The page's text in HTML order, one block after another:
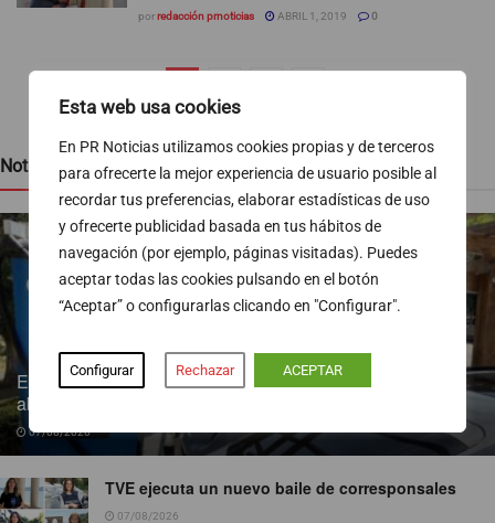
Esta web usa cookies
En PR Noticias utilizamos cookies propias y de terceros
para ofrecerte la mejor experiencia de usuario posible al
recordar tus preferencias, elaborar estadísticas de uso
y ofrecerte publicidad basada en tus hábitos de
navegación (por ejemplo, páginas visitadas). Puedes
aceptar todas las cookies pulsando en el botón
“Aceptar” o configurarlas clicando en "Configurar".
Configurar Rechazar ACEPTAR
porredacción prnoticias ABRIL 1, 2019 0
Noticias recientes
Endesa pone a disposición más de 300 puntos de recarga
abiertos al público
07/08/2026
TVE ejecuta un nuevo baile de corresponsales
07/08/2026